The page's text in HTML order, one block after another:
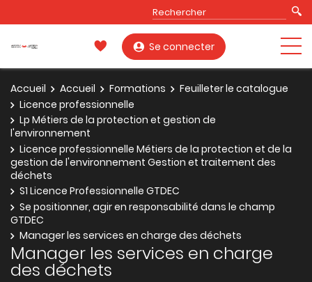
Se connecter
Accueil Accueil Formations
Feuilleter le catalogue
Licence professionnelle
Lp Métiers de la protection et gestion de
l'environnement
Licence professionnelle Métiers de la protection et de la
gestion de l'environnement Gestion et traitement des
déchets
S1 Licence Professionnelle GTDEC
Se positionner, agir en responsabilité dans le champ
GTDEC
Manager les services en charge des déchets
Manager les services en charge
des déchets